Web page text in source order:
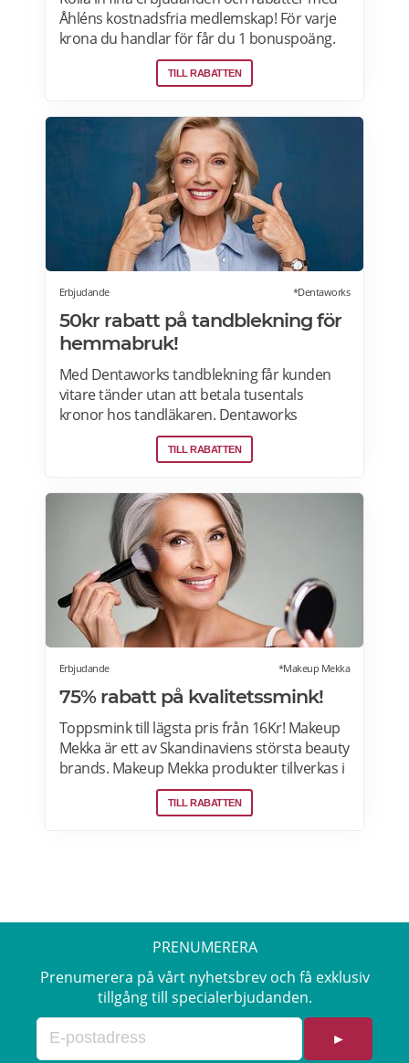
Åhléns kostnadsfria medlemskap! För varje
krona du handlar för får du 1 bonuspoäng.
Och för varje 1250 poäng, får du 25 kronor i
bonus. 10-30% välkomsterbjudande:
30% rabatt på ditt första köp som medlem.
Läs mer om pensionärsrabatter på Åhléns
TILL RABATTEN
Erbjudande *Dentaworks
50kr rabatt på tandblekning för
hemmabruk!
Med Dentaworks tandblekning får kunden
vitare tänder utan att betala tusentals
kronor hos tandläkaren. Dentaworks
erbjuder exklusiva produkter för vitare
tänder. Det är samma blekmetod som
peroxidfri och löser problem med ilningar
och sårigt tandkött som traditionella
blekmedel innehållande karbamidperoxid
och väteperoxid kan ge. Prenumerera på
Dentaworks nyhetsbrev och få 50 kr rabatt
(gäller beställningar över 300 kr).
Rabattkoden skickas direkt till din e-post.
TILL RABATTEN
Erbjudande *Makeup Mekka
75% rabatt på kvalitetssmink!
Toppsmink till lägsta pris från 16Kr! Makeup
Mekka är ett av Skandinaviens största beauty
brands. Makeup Mekka produkter tillverkas i
samma fabriker som stora internationella
beauty brands. Fri frakt över 299:- Läs mer
TILL RABATTEN
PRENUMERERA
Prenumerera på vårt nyhetsbrev och få exklusiv
tillgång till specialerbjudanden.
►